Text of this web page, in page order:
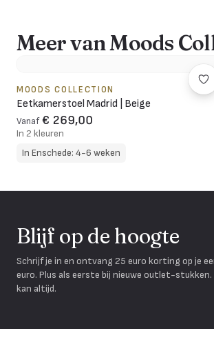
Meer van Moods
MOODS COLLECTION
Eetkamerstoel Madrid | Beige
Vanaf € 269,00
In 2 kleuren
In Enschede: 4-6 weken
Blijf op de hoogte
Schrijf je in en ontvang 25 euro korting op je
euro. Plus als eerste bij nieuwe outlet-stukken.
kan altijd.